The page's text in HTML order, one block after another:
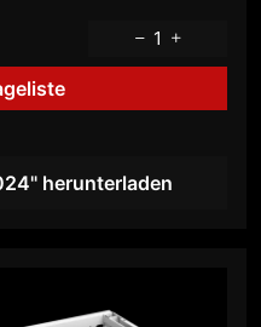
1
herunterladen